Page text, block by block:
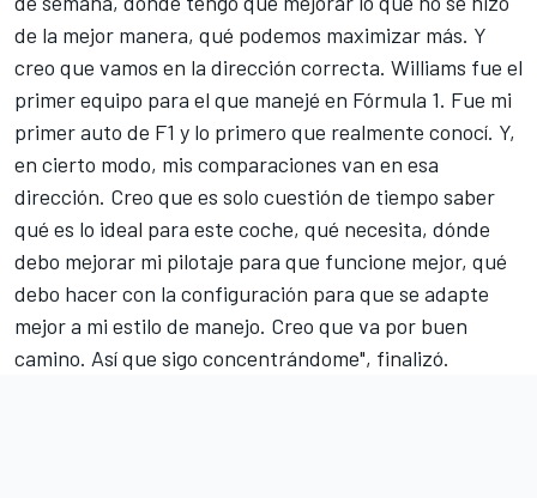
de la mejor manera, qué podemos maximizar más. Y
creo que vamos en la dirección correcta. Williams fue el
primer equipo para el que manejé en Fórmula 1. Fue mi
primer auto de F1 y lo primero que realmente conocí. Y,
en cierto modo, mis comparaciones van en esa
dirección. Creo que es solo cuestión de tiempo saber
qué es lo ideal para este coche, qué necesita, dónde
debo mejorar mi pilotaje para que funcione mejor, qué
debo hacer con la configuración para que se adapte
mejor a mi estilo de manejo. Creo que va por buen
camino. Así que sigo concentrándome", finalizó.